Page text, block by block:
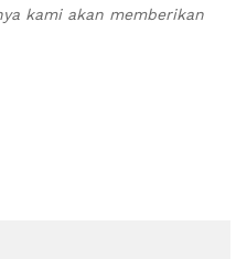
kami akan memberikan